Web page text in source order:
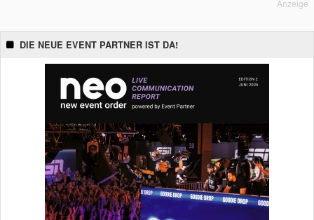
Anzeige
DIE NEUE EVENT PARTNER IST DA!